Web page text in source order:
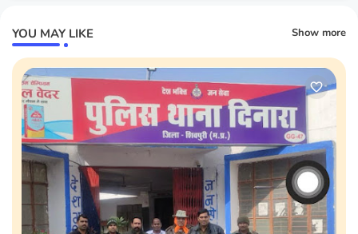
YOU MAY LIKE Show more